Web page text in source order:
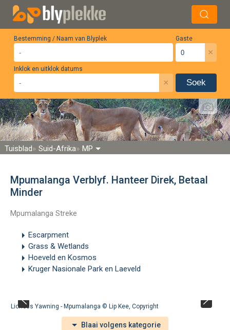
Bestemming / Naam van Blyplek Gaste
×
Inklok en uitklok datums
× Soek
Tuisblad Suid-Afrika MP
Mpumalanga Verblyf. Hanteer Direk, Betaal
Minder
Mpumalanga Streke
Escarpment
Grass & Wetlands
Hoeveld en Kosmos
Kruger Nasionale Park en Laeveld
Lioness Yawning - Mpumalanga © Lip Kee, Copyright
Blaai volgens kategorie